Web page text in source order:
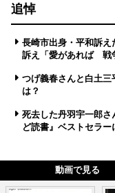
追悼
長崎市出身・平和訴
訴え「愛があれば 戦
つげ義春さんと白土
は？
死去した丹羽宇一郎
ど読書』ベストセラー
動画で見る